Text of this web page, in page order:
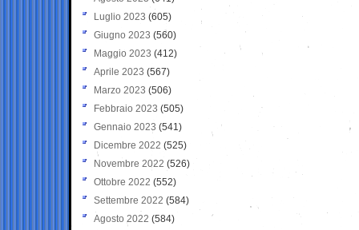
Luglio 2023 (605)
Giugno 2023 (560)
Maggio 2023 (412)
Aprile 2023 (567)
Marzo 2023 (506)
Febbraio 2023 (505)
Gennaio 2023 (541)
Dicembre 2022 (525)
Novembre 2022 (526)
Ottobre 2022 (552)
Settembre 2022 (584)
Agosto 2022 (584)